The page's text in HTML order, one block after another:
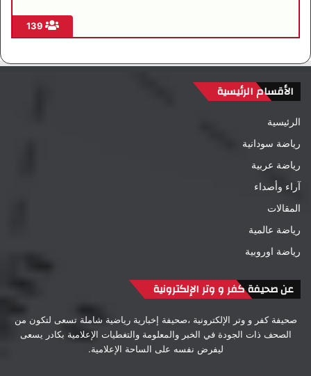
الأقسام الرئيسية
الرئيسية
رياضة سودانية
رياضة عربية
آراء وأصداء
المقالات
رياضة عالمية
رياضة اوروبية
عن صحيفة كفر و وتر الإلكترونية
صحيفة كفر و وتر الإلكترونية ،صحيفة إخبارية رياضية شاملة تسعى لتكون من
الصحف ذات الجودة في الخبر والمعلومة والتغطيات الإعلامية بكادر يسعى
ليفرض نفسه على الساحة الإعلامية.